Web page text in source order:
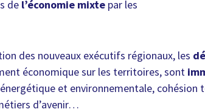
de l’économie mixte par les
des nouveaux exécutifs régionaux, les
économique sur les territoires, sont
et environnementale, cohésion
d’avenir…